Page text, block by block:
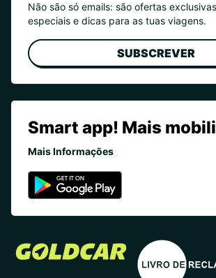
Não são só emails: são ofertas
especiais e dicas para as tuas viagens.
SUBSCREVER
Smart app! Mais
Mais Informações